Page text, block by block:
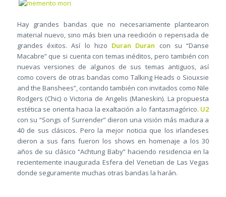
Hay grandes bandas que no necesariamente plantearon
material nuevo, sino más bien una reedición o repensada de
grandes éxitos. Así lo hizo Duran Duran con su “Danse
Macabre” que si cuenta con temas inéditos, pero también con
nuevas versiones de algunos de sus temas antiguos, así
como covers de otras bandas como Talking Heads o Siouxsie
and the Banshees”, contando también con invitados como Nile
Rodgers (Chic) o Victoria de Angelis (Maneskin). La propuesta
estética se orienta hacia la exaltación a lo fantasmagórico. U2
con su “Songs of Surrender” dieron una visión más madura a
40 de sus clásicos. Pero la mejor noticia que los irlandeses
dieron a sus fans fueron los shows en homenaje a los 30
años de su clásico “Achtung Baby” haciendo residencia en la
recientemente inaugurada Esfera del Venetian de Las Vegas
donde seguramente muchas otras bandas la harán.